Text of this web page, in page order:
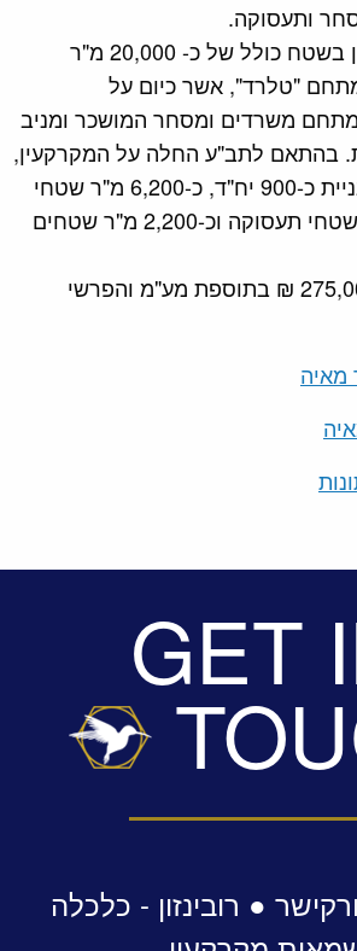
ותעסוקה.
ממכר – מקרקעין בשטח כולל של כ- 20,000 מ"ר
"טלרד", אשר כיום על
משרדים ומסחר המושכר ומניב
בהתאם לתב"ע החלה על המקרקעין,
קיימות זכויות לבניית כ-900 יח"ד, כ-6,200 מ"ר שטחי
מסחר, כ-7,800 שטחי תעסוקה וכ-2,200 מ"ר שטחים
תמורה – 275,000,000 ₪ בתוספת מע"מ והפרשי
מאיה
GET
● רובינזון - כלכלה